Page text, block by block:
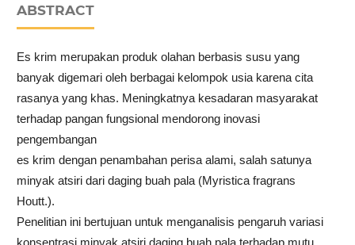
ABSTRACT
Es krim merupakan produk olahan berbasis susu yang
banyak digemari oleh berbagai kelompok usia karena cita
rasanya yang khas. Meningkatnya kesadaran masyarakat
terhadap pangan fungsional mendorong inovasi
pengembangan
es krim dengan penambahan perisa alami, salah satunya
minyak atsiri dari daging buah pala (Myristica fragrans
Houtt.).
Penelitian ini bertujuan untuk menganalisis pengaruh variasi
konsentrasi minyak atsiri daging buah pala terhadap mutu